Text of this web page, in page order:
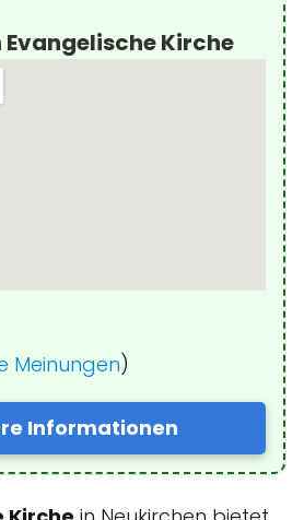
Kirche
Meinungen)
Informationen